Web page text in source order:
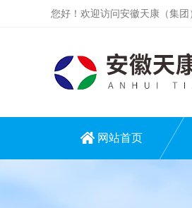
您好！欢迎访问安徽天康（集团
网站首页